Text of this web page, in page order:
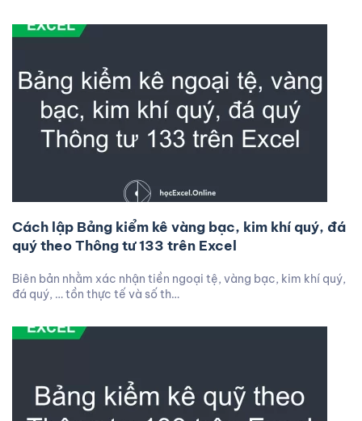
Cách lập Bảng kiểm kê vàng bạc, kim khí quý, đá
quý theo Thông tư 133 trên Excel
Biên bản nhằm xác nhận tiền ngoại tệ, vàng bạc, kim khí quý,
đá quý, … tồn thực tế và số th…